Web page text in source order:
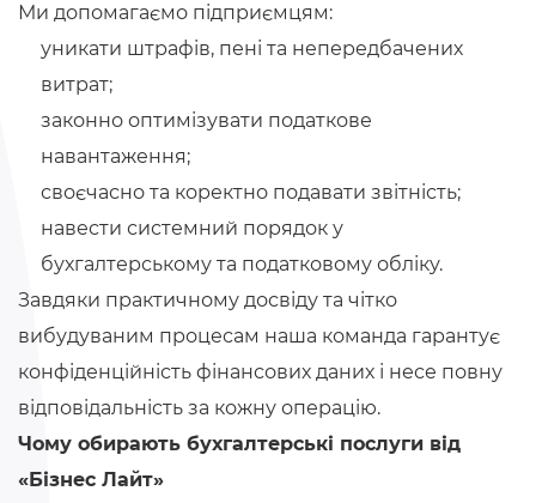
Ми допомагаємо підприємцям:
уникати штрафів, пені та непередбачених
витрат;
законно оптимізувати податкове
навантаження;
своєчасно та коректно подавати звітність;
навести системний порядок у
бухгалтерському та податковому обліку.
Завдяки практичному досвіду та чітко
вибудуваним процесам наша команда гарантує
конфіденційність фінансових даних і несе повну
відповідальність за кожну операцію.
Чому обирають бухгалтерські послуги від
«Бізнес Лайт»